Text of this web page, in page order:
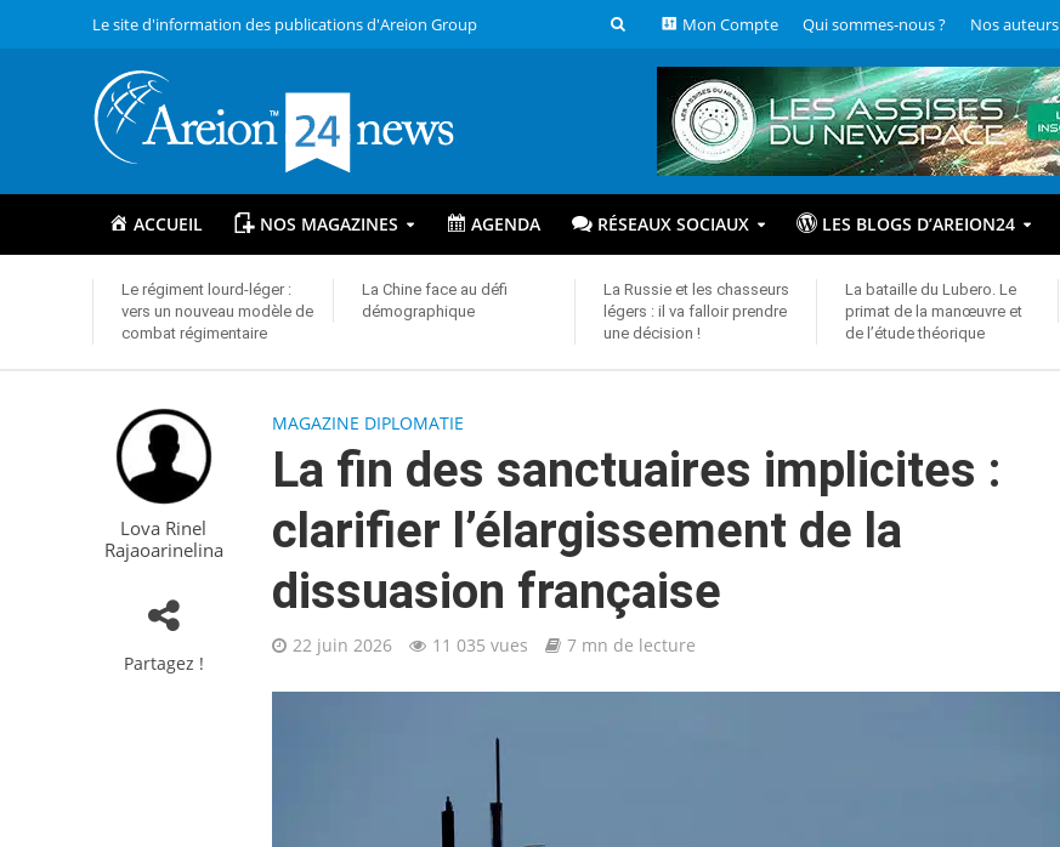
Le site d'information des publications d'Areion Group Mon Compte Qui sommes-nous ? Nos auteurs
ACCUEIL NOS MAGAZINES AGENDA RÉSEAUX SOCIAUX LES BLOGS D’AREION24
Le régiment lourd-léger :
vers un nouveau modèle de
combat régimentaire
La Chine face au défi
démographique
La Russie et les chasseurs
légers : il va falloir prendre
une décision !
La bataille du Lubero. Le
primat de la manœuvre et
de l’étude théorique
Lova Rinel
Rajaoarinelina
Partagez !
MAGAZINE DIPLOMATIE
La fin des sanctuaires implicites :
clarifier l’élargissement de la
dissuasion française
22 juin 2026 11 035 vues 7 mn de lecture